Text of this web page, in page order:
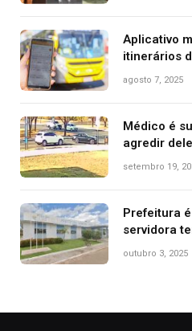
Aplicativo
itinerários
transporte
agosto 7, 2025
Médico é
agredir
durante
setembro 19,
Prefeitura
servidora
nascimento
outubro 3, 2025